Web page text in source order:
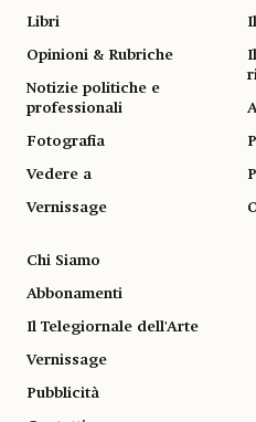
Libri
Opinioni & Rubriche
Notizie politiche e
professionali
Fotografia
Vedere a
Vernissage
Chi Siamo
Abbonamenti
Il Telegiornale dell'Arte
Vernissage
Pubblicità